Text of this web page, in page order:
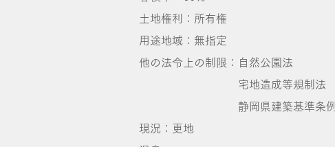
土地権利：所有権
用途地域：無指定
他の法令上の制限：自然公園法
宅地造成等規制法
静岡県建築基準条例
現況：更地